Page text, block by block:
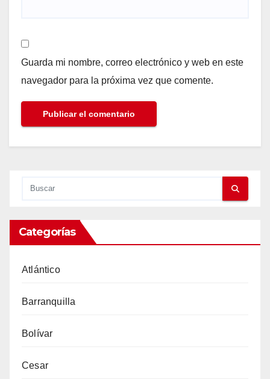
Guarda mi nombre, correo electrónico y web en este
navegador para la próxima vez que comente.
Categorías
Atlántico
Barranquilla
Bolívar
Cesar